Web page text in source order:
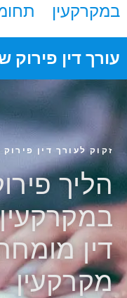
במקרקעין
עורך דין פירוק
זקוק לעורך דין
הליך
דין
מקרקעין